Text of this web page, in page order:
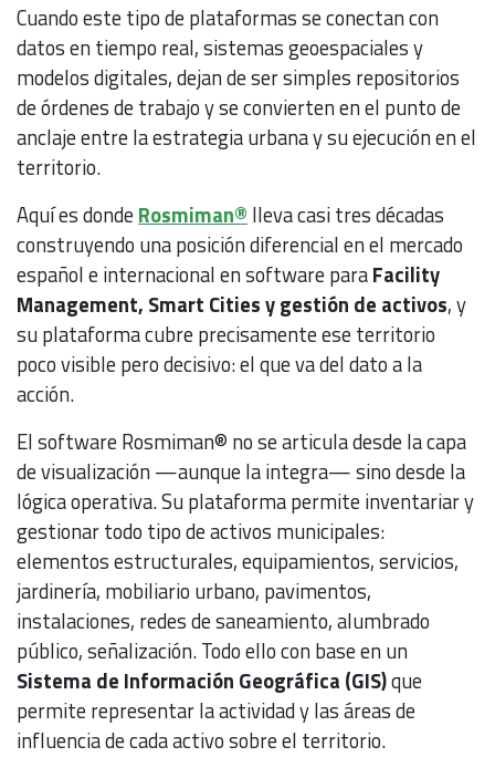
Cuando este tipo de plataformas se conectan con
datos en tiempo real, sistemas geoespaciales y
modelos digitales, dejan de ser simples repositorios
de órdenes de trabajo y se convierten en el punto de
anclaje entre la estrategia urbana y su ejecución en el
territorio.
Aquí es dondeRosmiman® lleva casi tres décadas
construyendo una posición diferencial en el mercado
español e internacional en software paraFacility
Management, Smart Cities y gestión de activos, y
su plataforma cubre precisamente ese territorio
poco visible pero decisivo: el que va del dato a la
acción.
El software Rosmiman® no se articula desde la capa
de visualización —aunque la integra— sino desde la
lógica operativa. Su plataforma permite inventariar y
gestionar todo tipo de activos municipales:
elementos estructurales, equipamientos, servicios,
jardinería, mobiliario urbano, pavimentos,
instalaciones, redes de saneamiento, alumbrado
público, señalización. Todo ello con base en un
Sistema de Información Geográfica (GIS)que
permite representar la actividad y las áreas de
influencia de cada activo sobre el territorio.